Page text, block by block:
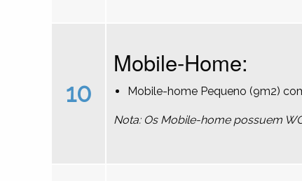
10
Mobile-Home:
Mobile-home Pequeno (9m2)
Nota: Os Mobile-home possuem